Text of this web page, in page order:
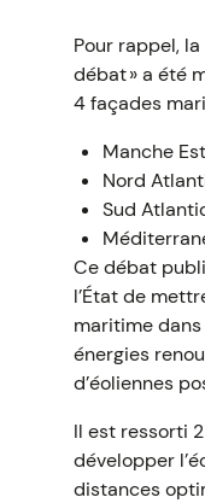
Pour rappel,
débat » a été
4 façades
Manche
Nord
Sud
Ce débat
l’État de
maritime
énergies
d’éoliennes
Il est ressorti
développer
distances